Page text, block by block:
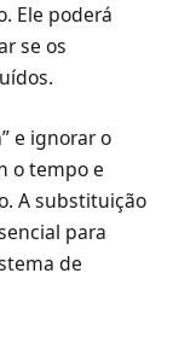
Ele poderá
se os
e ignorar o
o tempo e
A substituição
para
de